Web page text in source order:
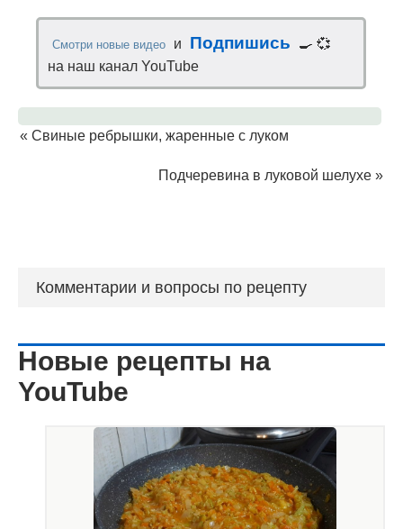
Смотри новые видео и Подпишись
🍳 💞
на наш канал YouTube
« Свиные ребрышки, жаренные с луком
Подчеревина в луковой шелухе »
Комментарии и вопросы по рецепту
Новые рецепты на
YouTube